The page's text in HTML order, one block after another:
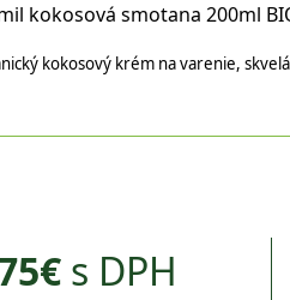
kokosová smotana 200ml
kokosový krém na varenie,
€ s DPH